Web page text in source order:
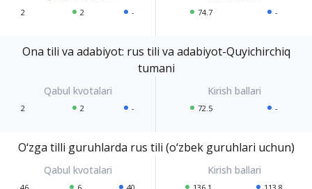
2 2 - 74.7 -
Ona tili va adabiyot: rus tili va adabiyot-Quyichirchiq
tumani
2 2 - 72.5 -
O‘zga tilli guruhlarda rus tili (o‘zbek guruhlari uchun)